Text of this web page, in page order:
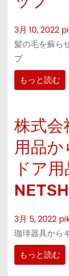
3月 10, 2022
髪の毛を蘇ら
プ
もっと読む
株式会
用品
ドア
3月 5, 2022
珈琲器具から
もっと読む